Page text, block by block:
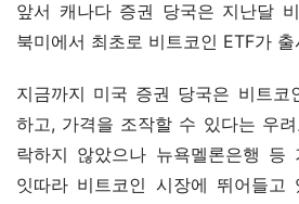
앞서 캐나다 증권 당국은 지난달
북미에서 최초로 비트코인 ETF가 출
지금까지 미국 증권 당국은 비트코
하고, 가격을 조작할 수 있다는 우
락하지 않았으나 뉴욕멜론은행 등
잇따라 비트코인 시장에 뛰어들고